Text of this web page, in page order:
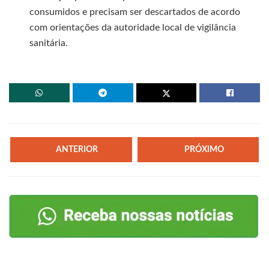
consumidos e precisam ser descartados de acordo
com orientações da autoridade local de vigilância
sanitária.
ANTERIOR PRÓXIMO